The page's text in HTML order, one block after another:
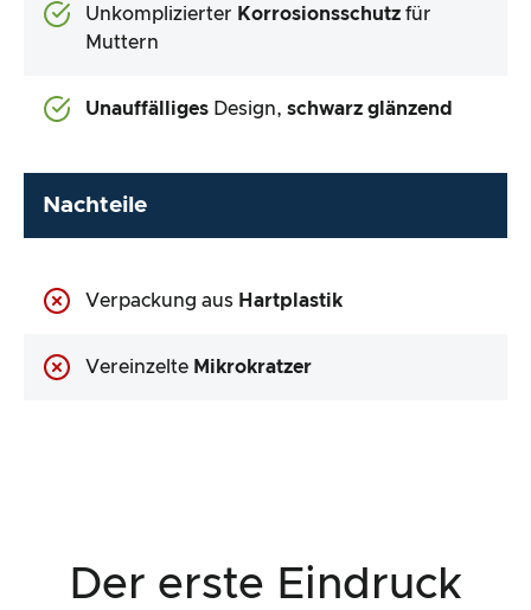
Unkomplizierter Korrosionsschutz für
Muttern
Unauffälliges Design, schwarz glänzend
Nachteile
Verpackung aus Hartplastik
Vereinzelte Mikrokratzer
Der erste Eindruck